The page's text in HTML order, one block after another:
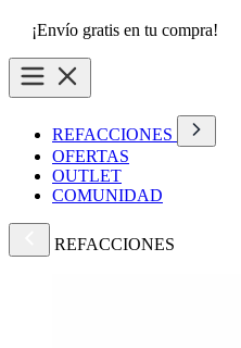
¡Envío gratis en tu compra!
REFACCIONES
OFERTAS
OUTLET
COMUNIDAD
REFACCIONES